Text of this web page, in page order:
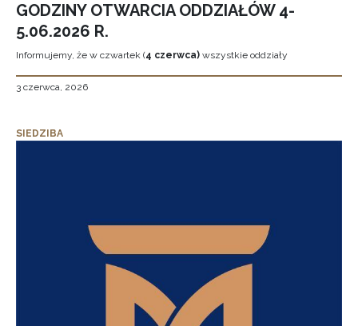
GODZINY OTWARCIA ODDZIAŁÓW 4-
5.06.2026 R.
Informujemy, że w czwartek (4 czerwca) wszystkie oddziały
3 czerwca, 2026
SIEDZIBA